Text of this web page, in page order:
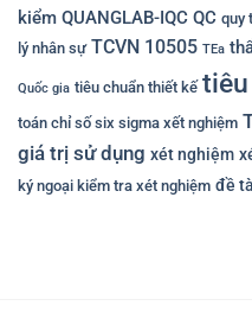
kiểm QUANGLAB-IQC QC quy
lý nhân sự TCVN 10505 TEa
Quốc gia tiêu chuẩn thiết kế
toán chỉ số six sigma xết nghiệm
giá trị sử dụng xét nghiệm
ký ngoại kiểm tra xét nghiệm đề